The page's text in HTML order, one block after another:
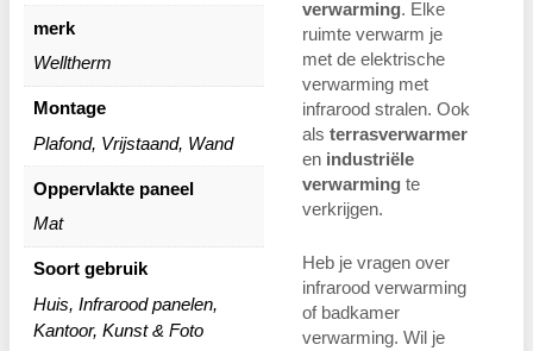
merk
Welltherm
Montage
Plafond, Vrijstaand, Wand
Oppervlakte paneel
Mat
Soort gebruik
Huis, Infrarood panelen,
Kantoor, Kunst & Foto
verwarming. Elke
ruimte verwarm je
met de elektrische
verwarming met
infrarood stralen. Ook
als terrasverwarmer
en industriële
verwarming te
verkrijgen.
Heb je vragen over
infrarood verwarming
of badkamer
verwarming. Wil je